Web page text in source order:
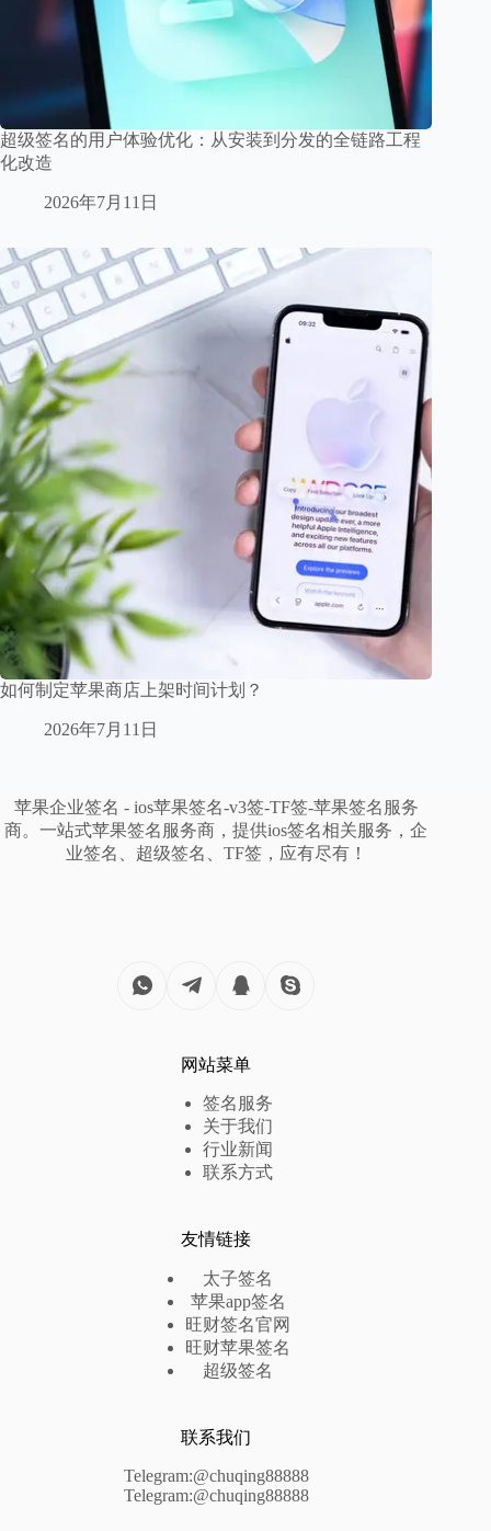
超级签名的用户体验优化：从安装到分发的全链路工程
化改造
2026年7月11日
如何制定苹果商店上架时间计划？
2026年7月11日
苹果企业签名 - ios苹果签名-v3签-TF签-苹果签名服务
商。一站式苹果签名服务商，提供ios签名相关服务，企
业签名、超级签名、TF签，应有尽有！
网站菜单
签名服务
关于我们
行业新闻
联系方式
友情链接
太子签名
苹果app签名
旺财签名官网
旺财苹果签名
超级签名
联系我们
Telegram:@chuqing88888
Telegram:@chuqing88888